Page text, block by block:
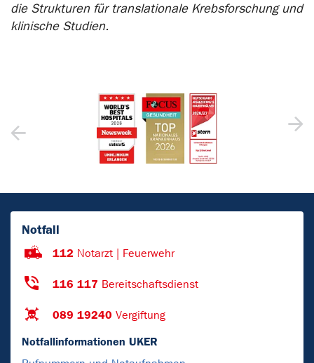
die Strukturen für translationale Krebsforschung und
klinische Studien.
Notfall
112 Notarzt | Feuerwehr
116 117 Bereitschaftsdienst
089 19240 Vergiftung
Notfallinformationen UKER